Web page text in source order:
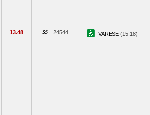
13.48 24544 VARESE (15.18)